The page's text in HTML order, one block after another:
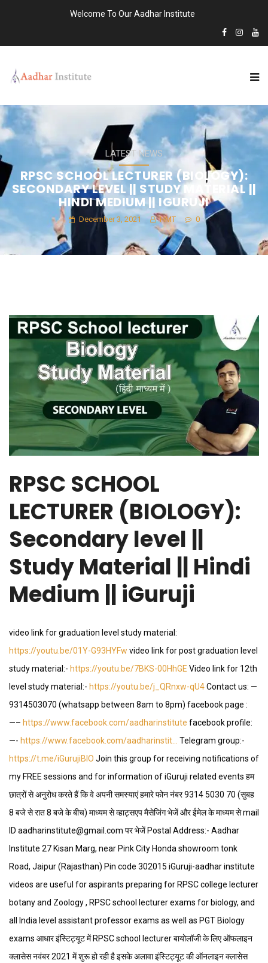
Welcome To Our Aadhar Institute
LATEST NEWS
RPSC SCHOOL LECTURER (BIOLOGY):
SECONDARY LEVEL || STUDY MATERIAL ||
HINDI MEDIUM || IGURUJI
December 3, 2021 HMT 0
RPSC SCHOOL
LECTURER (BIOLOGY):
Secondary level ||
Study Material || Hindi
Medium || iGuruji
video link for graduation level study material:
https://youtu.be/01Y-G93HYFw video link for post graduation level
study material:- https://youtu.be/7BKS-00HhGE Video link for 12th
level study material:- https://youtu.be/j_QRnxw-qU4Contact us: —
9314503070 (whatsapp between 8am to 8pm) facebook page :
—– https://www.facebook.com/aadharinstitute facebook profile:
—- https://www.facebook.com/aadharinstit…
Telegram group:-
https://t.me/iGurujiBIO Join this group for receiving notifications of
my FREE sessions and for information of iGuruji related events हम
छात्रों से अनुरोध करते हैं कि वे अपनी समस्याएं हमारे फोन नंबर 9314 5030 70 (सुबह
8 बजे से रात 8 बजे के बीच) माध्यम से व्हाट्सएप मैसेजिंग भेजें और ईमेल के माध्यम से mail
ID aadharinstitute@gmail.com पर भेजें Postal Address:- Aadhar
Institute 27 Kisan Marg, near Pink City Honda showroom tonk
Road, Jaipur (Rajasthan) Pin code 302015 iGuruji-aadhar institute
videos are useful for aspirants preparing for RPSC college lecturer
botany and Zoology , RPSC school lecturer exams for biology, and
all India level assistant professor exams as well as PGT Biology
exams आधार इंस्टिट्यूट में RPSC school lecturer बायोलॉजी के लिए ऑफलाइन
क्लासेस नवंबर 2021 में शुरू हो रही है इसके अलावा इंस्टिट्यूट की ऑनलाइन क्लासेस